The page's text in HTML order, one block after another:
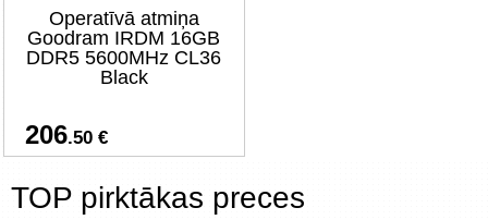
Operatīvā atmiņa
Goodram IRDM 16GB
DDR5 5600MHz CL36
Black
206.50 €
TOP pirktākas preces